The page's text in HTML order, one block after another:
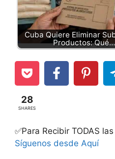
Cuba Quiere Eliminar
Productos: Qué…
28
SHARES
✅Para Recibir TODAS
Síguenos desde Aquí